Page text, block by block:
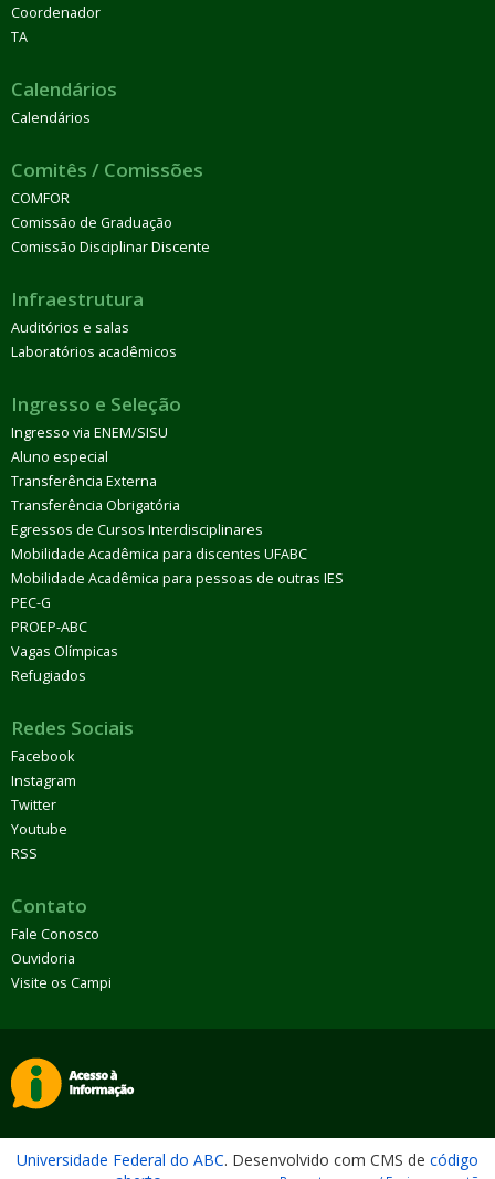
Coordenador
TA
Calendários
Calendários
Comitês / Comissões
COMFOR
Comissão de Graduação
Comissão Disciplinar Discente
Infraestrutura
Auditórios e salas
Laboratórios acadêmicos
Ingresso e Seleção
Ingresso via ENEM/SISU
Aluno especial
Transferência Externa
Transferência Obrigatória
Egressos de Cursos Interdisciplinares
Mobilidade Acadêmica para discentes UFABC
Mobilidade Acadêmica para pessoas de outras IES
PEC-G
PROEP-ABC
Vagas Olímpicas
Refugiados
Redes Sociais
Facebook
Instagram
Twitter
Youtube
RSS
Contato
Fale Conosco
Ouvidoria
Visite os Campi
Universidade Federal do ABC. Desenvolvido com CMS de código